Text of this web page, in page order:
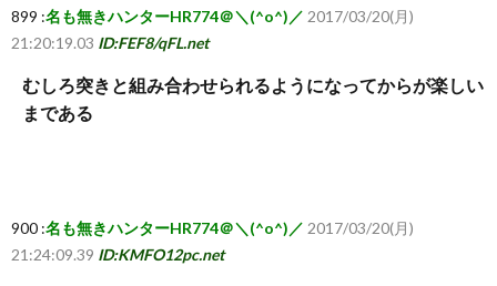
899 :名も無きハンターHR774＠＼(^o^)／ 2017/03/20(月)
21:20:19.03 ID:FEF8/qFL.net
むしろ突きと組み合わせられるようになってからが楽しい
まである
900 :名も無きハンターHR774＠＼(^o^)／ 2017/03/20(月)
21:24:09.39 ID:KMFO12pc.net